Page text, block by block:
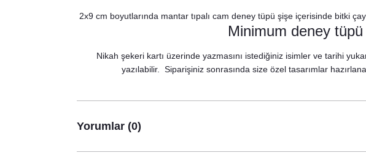
2x9 cm boyutlarında mantar tıpalı cam deney tüpü şişe içerisinde bitki
Minimum deney
Nikah şekeri kartı üzerinde yazmasını istediğiniz isimler ve tarihi
yazılabilir. Siparişiniz sonrasında size özel tasarımlar
Yorumlar (0)